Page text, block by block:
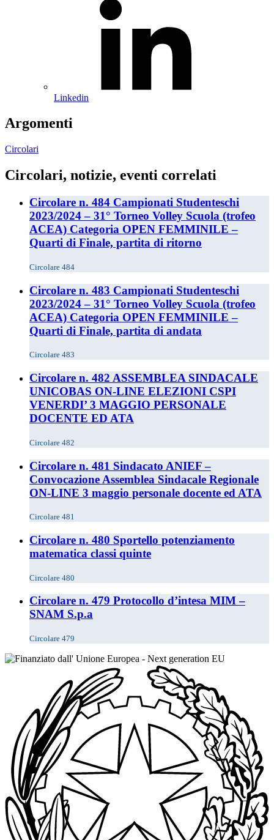
Linkedin
Argomenti
Circolari
Circolari, notizie, eventi correlati
Circolare n. 484 Campionati Studenteschi
2023/2024 – 31° Torneo Volley Scuola (trofeo
ACEA) Categoria OPEN FEMMINILE –
Quarti di Finale, partita di ritorno
Circolare 484
Circolare n. 483 Campionati Studenteschi
2023/2024 – 31° Torneo Volley Scuola (trofeo
ACEA) Categoria OPEN FEMMINILE –
Quarti di Finale, partita di andata
Circolare 483
Circolare n. 482 ASSEMBLEA SINDACALE
UNICOBAS ON-LINE ELEZIONI CSPI
VENERDI’ 3 MAGGIO PERSONALE
DOCENTE ED ATA
Circolare 482
Circolare n. 481 Sindacato ANIEF –
Convocazione Assemblea Sindacale Regionale
ON-LINE 3 maggio personale docente ed ATA
Circolare 481
Circolare n. 480 Sportello potenziamento
matematica classi quinte
Circolare 480
Circolare n. 479 Protocollo d’intesa MIM –
SNAM S.p.a
Circolare 479